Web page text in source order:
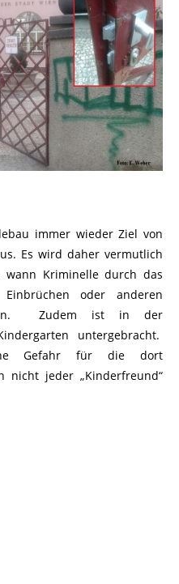
immer wieder Ziel von
Es wird daher vermutlich
Kriminelle durch das
oder anderen
Zudem ist in der
untergebracht.
Gefahr für die dort
nicht jeder „Kinderfreund“